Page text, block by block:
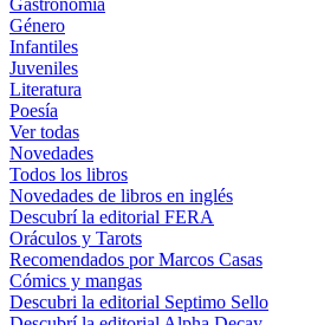
Gastronomía
Género
Infantiles
Juveniles
Literatura
Poesía
Ver todas
Novedades
Todos los libros
Novedades de libros en inglés
Descubrí la editorial FERA
Oráculos y Tarots
Recomendados por Marcos Casas
Cómics y mangas
Descubri la editorial Septimo Sello